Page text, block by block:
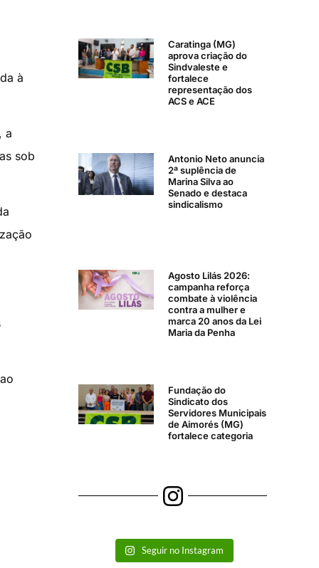
à
a
sob
Caratinga (MG)
aprova criação do
Sindvaleste e
fortalece
representação dos
ACS e ACE
Antonio Neto anuncia
2ª suplência de
Marina Silva ao
Senado e destaca
sindicalismo
Agosto Lilás 2026:
campanha reforça
combate à violência
contra a mulher e
marca 20 anos da Lei
Maria da Penha
Fundação do
Sindicato dos
Servidores Municipais
de Aimorés (MG)
fortalece categoria
Seguir no Instagram